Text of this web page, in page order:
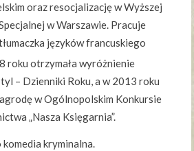
oraz resocjalizację w Wyższej
w Warszawie. Pracuje
języków francuskiego
roku otrzymała wyróżnienie
– Dzienniki Roku, a w 2013 roku
w Ogólnopolskim Konkursie
„Nasza Księgarnia”.
komedia kryminalna.